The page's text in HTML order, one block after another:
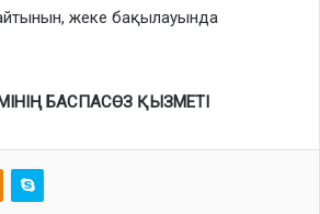
жеке бақылауында
БАСПАСӨЗ ҚЫЗМЕТІ